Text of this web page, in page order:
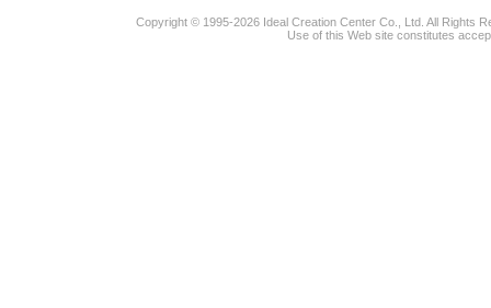
Copyright © 1995-2026 Ideal Creation Center Co., Ltd. All Rights
Use of this Web site constitutes